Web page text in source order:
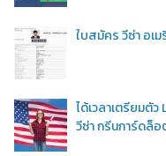
ใบสมัคร วีซ่า อเ
ได้เวลาเตรียมตั
วีซ่า กรีนการ์ดล็